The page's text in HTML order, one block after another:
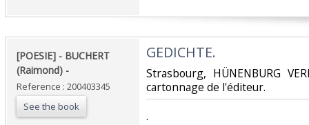
‎[POESIE] - BUCHERT
(Raimond) - ‎
Reference : 200403345
See the book
‎GEDICHTE. ‎
‎Strasbourg, HÜNENBURG
cartonnage de l'éditeur.‎
‎.‎